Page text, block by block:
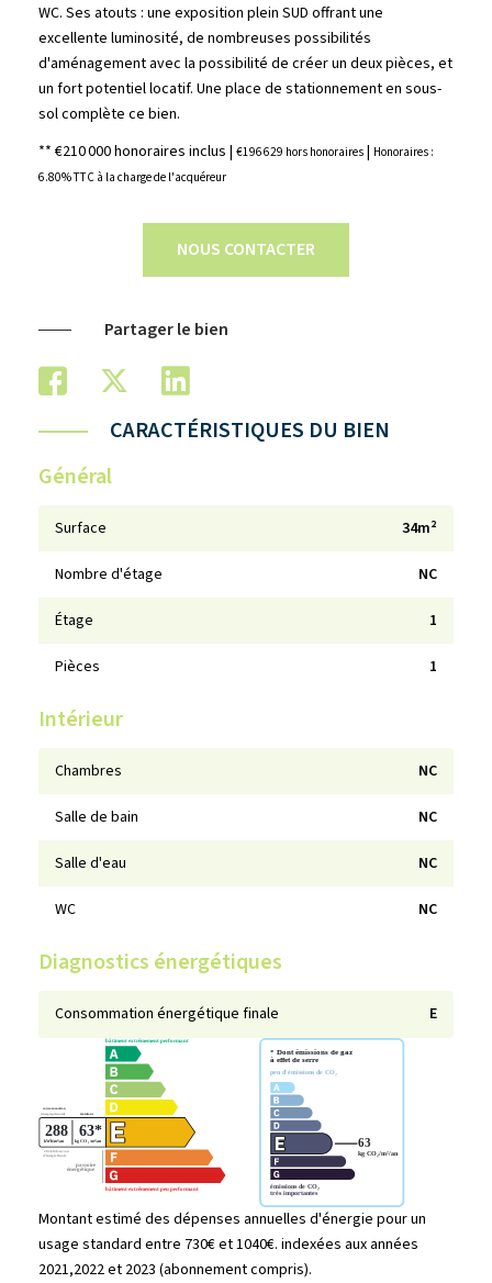
WC. Ses atouts : une exposition plein SUD offrant une
excellente luminosité, de nombreuses possibilités
d'aménagement avec la possibilité de créer un deux pièces, et
un fort potentiel locatif. Une place de stationnement en sous-
sol complète ce bien.
** €210 000honoraires inclus | €196 629 hors honoraires | Honoraires :
6.80% TTC à la charge de l'acquéreur
NOUS CONTACTER
Partager le bien
CARACTÉRISTIQUES DU BIEN
Général
Surface 34m²
Nombre d'étage NC
Étage 1
Pièces 1
Intérieur
Chambres NC
Salle de bain NC
Salle d'eau NC
WC NC
Diagnostics énergétiques
Consommation énergétique finale E
Montant estimé des dépenses annuelles d'énergie pour un
usage standard entre 730€ et 1040€. indexées aux années
2021,2022 et 2023 (abonnement compris).